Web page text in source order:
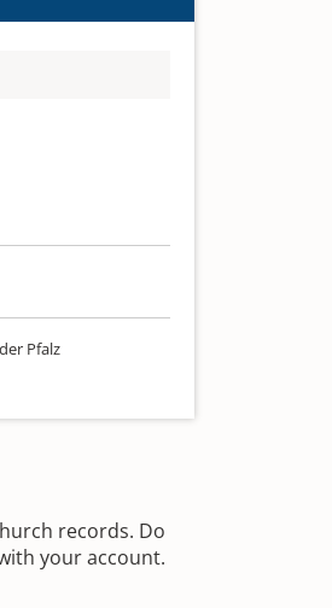
Pfalz
records. Do
your account.